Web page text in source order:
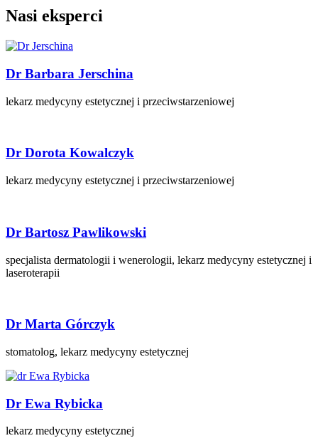
Nasi eksperci
Dr Barbara Jerschina
lekarz medycyny estetycznej i przeciwstarzeniowej
Dr Dorota Kowalczyk
lekarz medycyny estetycznej i przeciwstarzeniowej
Dr Bartosz Pawlikowski
specjalista dermatologii i wenerologii, lekarz medycyny estetycznej i
laseroterapii
Dr Marta Górczyk
stomatolog, lekarz medycyny estetycznej
Dr Ewa Rybicka
lekarz medycyny estetycznej